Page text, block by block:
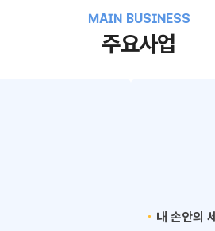
MAIN BUSINESS
주요사업
내 손안의